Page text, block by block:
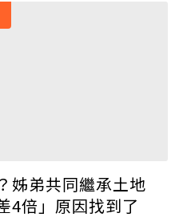
姊弟共同繼承土地
4倍」原因找到了